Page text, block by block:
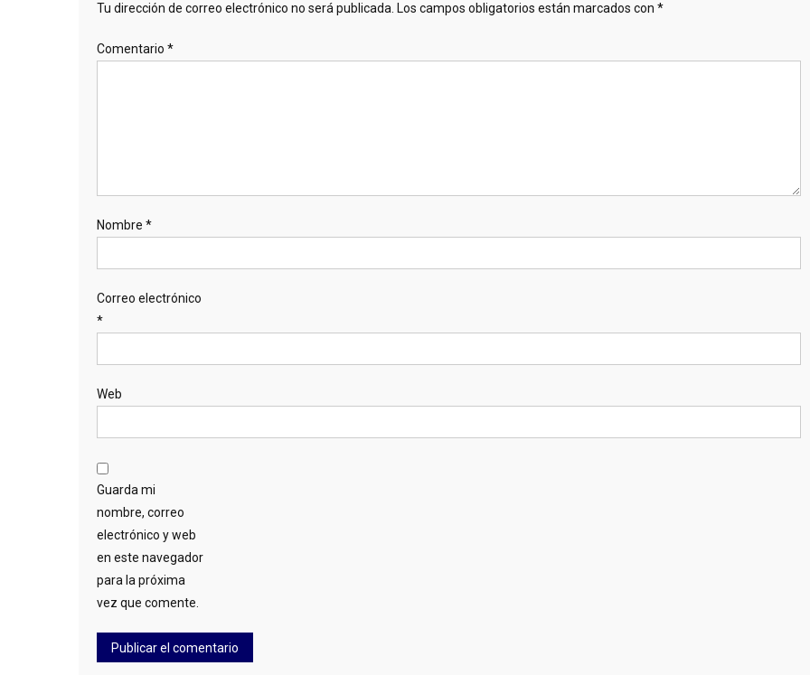
Tu dirección de correo electrónico no será publicada. Los campos obligatorios están marcados con *
Comentario *
Nombre *
Correo electrónico
*
Web
Guarda mi
nombre, correo
electrónico y web
en este navegador
para la próxima
vez que comente.